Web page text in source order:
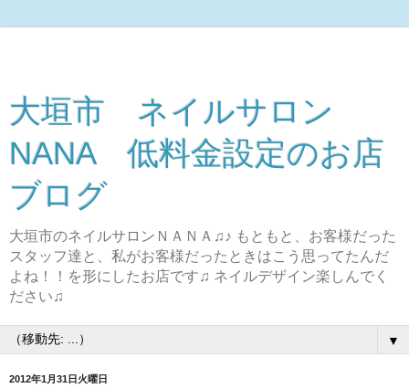
大垣市 ネイルサロン
NANA 低料金設定のお店
ブログ
大垣市のネイルサロンＮＡＮＡ♫♪ もともと、お客様だった
スタッフ達と、私がお客様だったときはこう思ってたんだ
よね！！を形にしたお店です♫ ネイルデザイン楽しんでく
ださい♫
▼
2012年1月31日火曜日